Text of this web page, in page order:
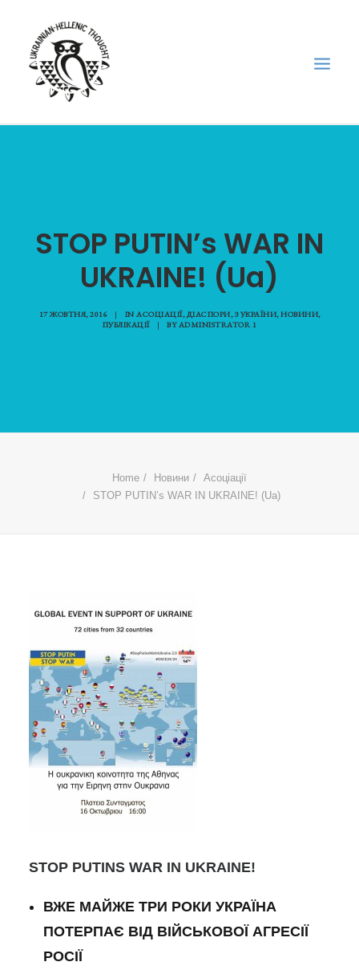
ФОРУМ УКРАЇНСЬКОЇ ДІАСПОРИ В ГРЕЦІЇ
STOP PUTIN’s WAR IN
UKRAINE! (Ua)
17 ЖОВТНЯ, 2016 | IN АСОЦІАЦІЇ,ДІАСПОРИ,З УКРАЇНИ,НОВИНИ,
ПУБЛІКАЦІЇ
| BYADMINISTRATOR 1
Home Новини
Асоціації
STOP PUTIN’s WAR IN UKRAINE! (Ua)
STOP PUTINS WAR IN UKRAINE!
ВЖЕ МАЙЖЕ ТРИ РОКИ УКРАЇНА
ПОТЕРПАЄ ВІД ВІЙСЬКОВОЇ АГРЕСІЇ
РОСІЇ